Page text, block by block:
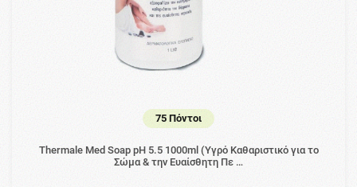
75 Πόντοι
Thermale Med Soap pH 5.5 1000ml (Υγρό Καθαριστικό για το
Σώμα & την Ευαίσθητη Πε …